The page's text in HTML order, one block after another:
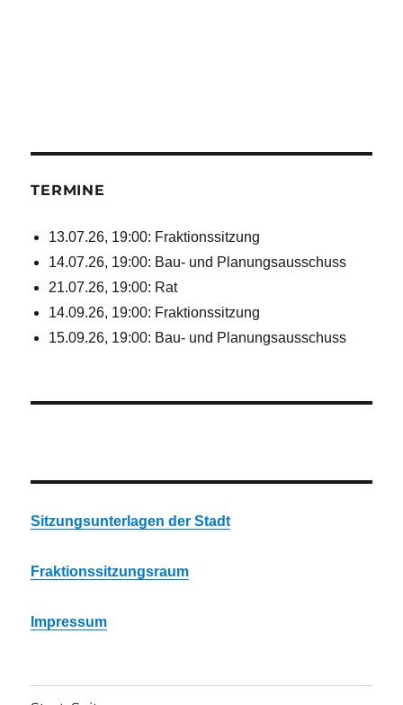
TERMINE
13.07.26, 19:00: Fraktionssitzung
14.07.26, 19:00: Bau- und Planungsausschuss
21.07.26, 19:00: Rat
14.09.26, 19:00: Fraktionssitzung
15.09.26, 19:00: Bau- und Planungsausschuss
Sitzungsunterlagen der Stadt
Fraktionssitzungsraum
Impressum